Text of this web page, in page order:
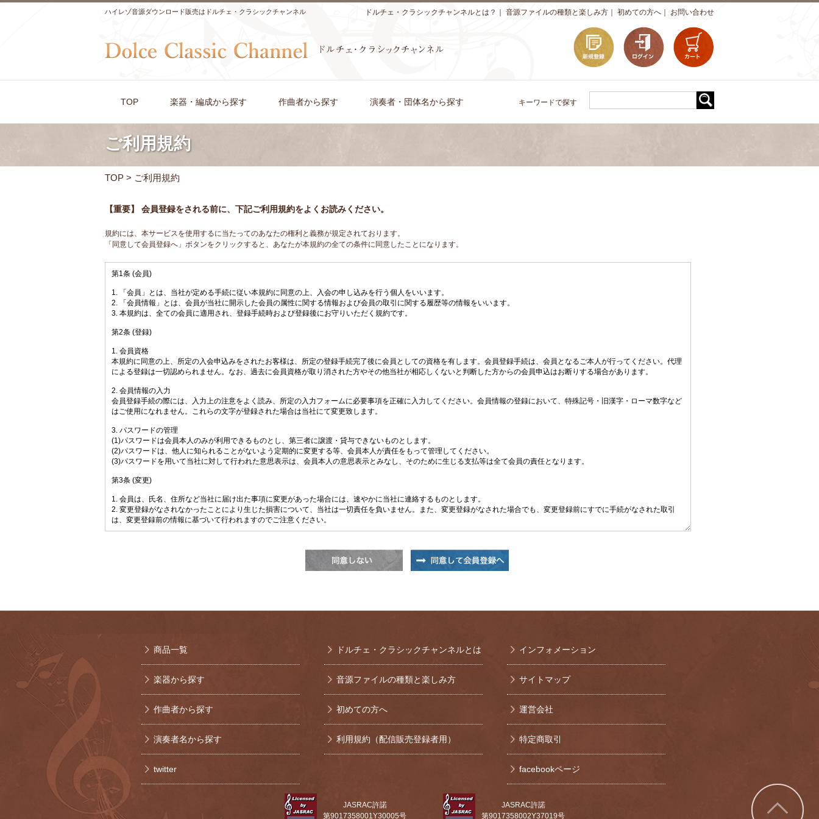
ハイレゾ音源ダウンロード販売はドルチェ・クラシックチャンネル お問い合わせ
初めての方へ
音源ファイルの種類と楽しみ方
ドルチェ・クラシックチャンネルとは？
TOP 楽器・編成から探す 作曲者から探す 演奏者・団体名から探す キーワードで探す
ご利用規約
TOP > ご利用規約
【重要】 会員登録をされる前に、下記ご利用規約をよくお読みください。
規約には、本サービスを使用するに当たってのあなたの権利と義務が規定されております。
「同意して会員登録へ」ボタンをクリックすると、あなたが本規約の全ての条件に同意したことになります。
商品一覧
楽器から探す
作曲者から探す
演奏者名から探す
twitter
ドルチェ・クラシックチャンネルとは
音源ファイルの種類と楽しみ方
初めての方へ
利用規約（配信販売登録者用）
インフォメーション
サイトマップ
運営会社
特定商取引
facebookページ
JASRAC許諾
第9017358001Y30005号
JASRAC許諾
第9017358002Y37019号